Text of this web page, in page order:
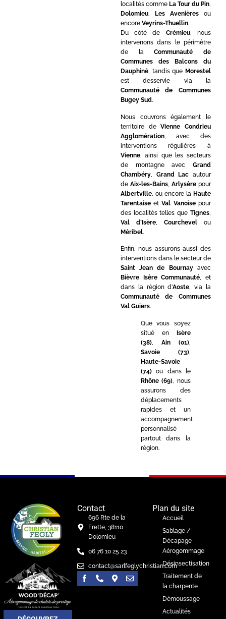
localités comme La Tour du Pin,
Dolomieu, Les Avenièresou
encore Veyrins-Thuellin.
Du côté de Crémieu, nous
intervenons dans le périmètre
de laCommunauté de
Communes des Balcons du
Dauphiné, tandis que Morestel
est desservie via la
Communauté de Communes
Bugey Sud.
Nous couvrons également le
territoire deVienne Condrieu
Agglomération, avec des
interventions régulières à
Vienne, ainsi que les secteurs
de montagne avec Grand
Chambéry, Grand Lac autour
de Aix-les-Bains, Arlysèrepour
Albertville, ou encore la Haute
TarentaiseetVal Vanoisepour
des localités telles que Tignes
Val d’Isère, Courchevelou
Méribel.
Enfin, nous assurons aussi des
interventions dans le secteur de
Saint Jean de Bournayavec
Bièvre Isère Communauté, et
dans la région d’Aoste, via la
Communauté de Communes
Val Guiers.
Que vous soyez
situé en Isère
(38), Ain (01)
Savoie (73)
Haute-Savoie
(74)ou dans le
Rhône (69) , nous
assurons des
déplacements
rapides et un
accompagnement
personnalisé
partout dans la
région.
Contact
696 Rte de la
Frette, 38110
Dolomieu
06 76 10 25 23
contact@sarlfeglychristian.com
Plan du site
Accueil
Sablage /
Décapage
Aérogommage
Désinsectisation
Traitement de
la charpente
Démoussage
Actualités